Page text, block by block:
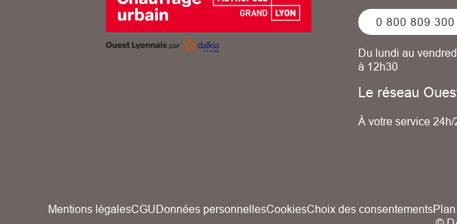
0 800 809 300
Du lundi au
à 12h30
Le réseau
À votre service
Mentions légalesCGUDonnées personnellesCookiesChoix des consentements